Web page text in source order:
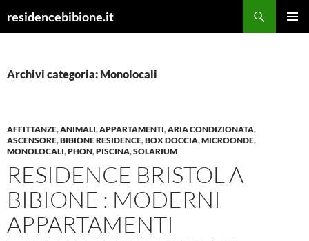
residencebibione.it
Archivi categoria: Monolocali
AFFITTANZE,ANIMALI,APPARTAMENTI,ARIA CONDIZIONATA,
ASCENSORE,BIBIONE RESIDENCE,BOX DOCCIA,MICROONDE,
MONOLOCALI,PHON,PISCINA,SOLARIUM
RESIDENCE BRISTOL A
BIBIONE : MODERNI
APPARTAMENTI